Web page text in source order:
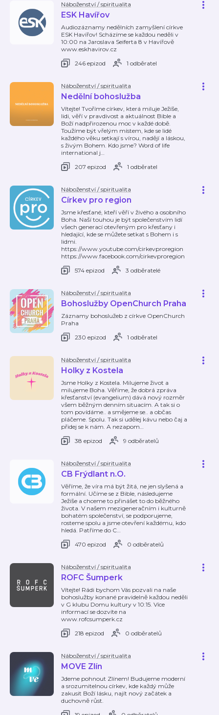
Náboženství / spiritualita
ESK Havířov
Audiozáznamy nedělních zamyšlení církve
ESK Havířov! Scházíme se každou neděli v
10:00 na Jaroslava Seiferta 8 v Havířově
www.eskhavirov.cz
246 epizod
1 odběratel
Náboženství / spiritualita
Nedělní bohoslužba
Vítejte! Tvoříme církev, která miluje Ježíše,
lidi, věří v pravdivost a aktuálnost Bible a
Boží nadpřirozenou moc v každé době.
Toužíme být vřelým místem, kde se lidé
každého věku setkají s vírou, nadějí a láskou,
s živým Bohem. Kdo jsme? Word of life
international j…
207 epizod
1 odběratel
Náboženství / spiritualita
Církev pro region
Jsme křesťané, kteří věří v živého a osobního
Boha. Naší touhou je být společenstvím lidí
všech generací otevřeným pro křesťany i
hledající, kde se můžete setkat s Bohem i s
lidmi.
https://www.youtube.com/cirkevproregion
https://www.facebook.com/cirkevproregion
574 epizod
3 odběratelé
Náboženství / spiritualita
Bohoslužby OpenChurch Praha
Záznamy bohoslužeb z církve OpenChurch
Praha
230 epizod
1 odběratel
Náboženství / spiritualita
Holky z Kostela
Jsme Holky z Kostela. Milujeme život a
milujeme Boha. Věříme, že dobrá zpráva
křesťanství (evangelium) dává nový rozměr
všem běžným denním situacím. A tak si o
tom povídáme.. a smějeme se.. a občas
pláčeme. Spolu. Tak si udělej kávu nebo čaj a
přidej se k nám. A nezapom…
38 epizod
9 odběratelů
Náboženství / spiritualita
CB Frýdlant n.O.
Věříme, že víra má být žitá, ne jen slyšená a
formální. Učíme se z Bible, následujeme
Ježíše a chceme to přinášet to do běžného
života. V našem mezigeneračním i kulturně
bohatém společenství, se podporujeme,
rosteme spolu a jsme otevření každému, kdo
hledá. Patříme do C…
470 epizod
0 odběratelů
Náboženství / spiritualita
ROFC Šumperk
Vítejte! Rádi bychom Vás pozvali na naše
bohoslužby konané pravidelně každou neděli
v G klubu Domu kultury v 10:15. Více
informací se dozvíte na
www.rofcsumperk.cz
218 epizod
0 odběratelů
Náboženství / spiritualita
MOVE Zlín
Jdeme pohnout Zlínem! Budujeme moderní
a srozumitelnou církev, kde každý může
zakusit Boží lásku, najít nový začátek a
duchovně růst.